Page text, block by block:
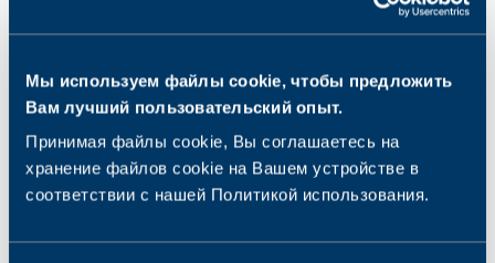
Мы используем файлы cookie, чтобы предложить
Вам лучший пользовательский опыт.
Принимая файлы cookie, Вы соглашаетесь на
хранение файлов cookie на Вашем устройстве в
соответствии с нашей Политикой использования.